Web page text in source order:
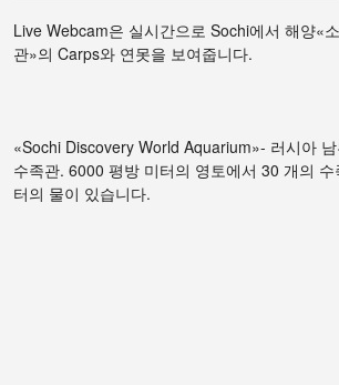
Live Webcam은 실시간으로 Sochi에서 해양«
관»의 Carps와 연못을 보여줍니다.
«Sochi Discovery World Aquarium»- 러시아
수족관. 6000 평방 미터의 영토에서 30 개의
터의 물이 있습니다.